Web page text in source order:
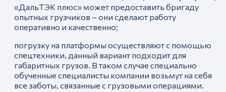
«ДальТЭК плюс» может предоставить бригаду
опытных грузчиков – они сделают работу
оперативно и качественно;
погрузку на платформы осуществляют с помощью
спецтехники, данный вариант подходит для
габаритных грузов. В таком случае специально
обученные специалисты компании возьмут на себя
все заботы, связанные с грузовыми операциями.